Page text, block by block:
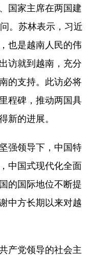
家主席在两国建
。苏林表示，习近
也是越南人民的伟
访就到越南，充分
的支持。此访必将
程碑，推动两国具
新的进展。
领导下，中国特
中国式现代化全面
的国际地位不断提
中方长期以来对越
党领导的社会主